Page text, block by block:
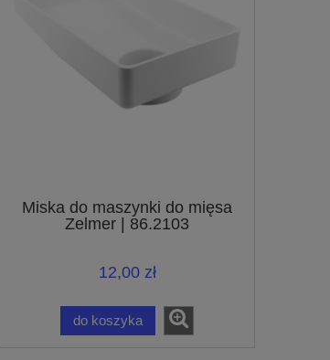
Miska do maszynki do mięsa
Zelmer | 86.2103
12,00 zł
do koszyka